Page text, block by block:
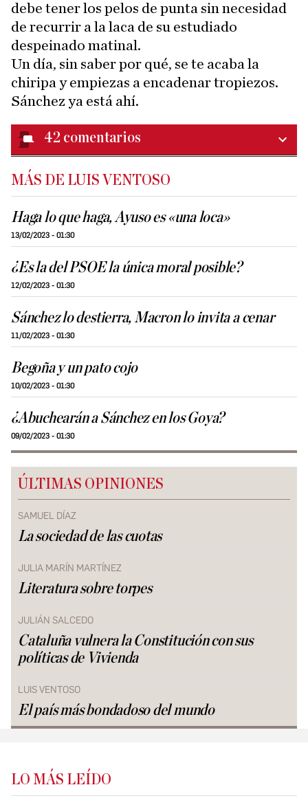
debe tener los pelos de punta sin necesidad
de recurrir a la laca de su estudiado
despeinado matinal.
Un día, sin saber por qué, se te acaba la
chiripa y empiezas a encadenar tropiezos.
Sánchez ya está ahí.
42 comentarios
MÁS DE LUIS VENTOSO
Haga lo que haga, Ayuso es «una loca»
13/02/2023 - 01:30
¿Es la del PSOE la única moral posible?
12/02/2023 - 01:30
Sánchez lo destierra, Macron lo invita a cenar
11/02/2023 - 01:30
Begoña y un pato cojo
10/02/2023 - 01:30
¿Abuchearán a Sánchez en los Goya?
09/02/2023 - 01:30
ÚLTIMAS OPINIONES
SAMUEL DÍAZ
La sociedad de las cuotas
JULIA MARÍN MARTÍNEZ
Literatura sobre torpes
JULIÁN SALCEDO
Cataluña vulnera la Constitución con sus
políticas de Vivienda
LUIS VENTOSO
El país más bondadoso del mundo
LO MÁS LEÍDO